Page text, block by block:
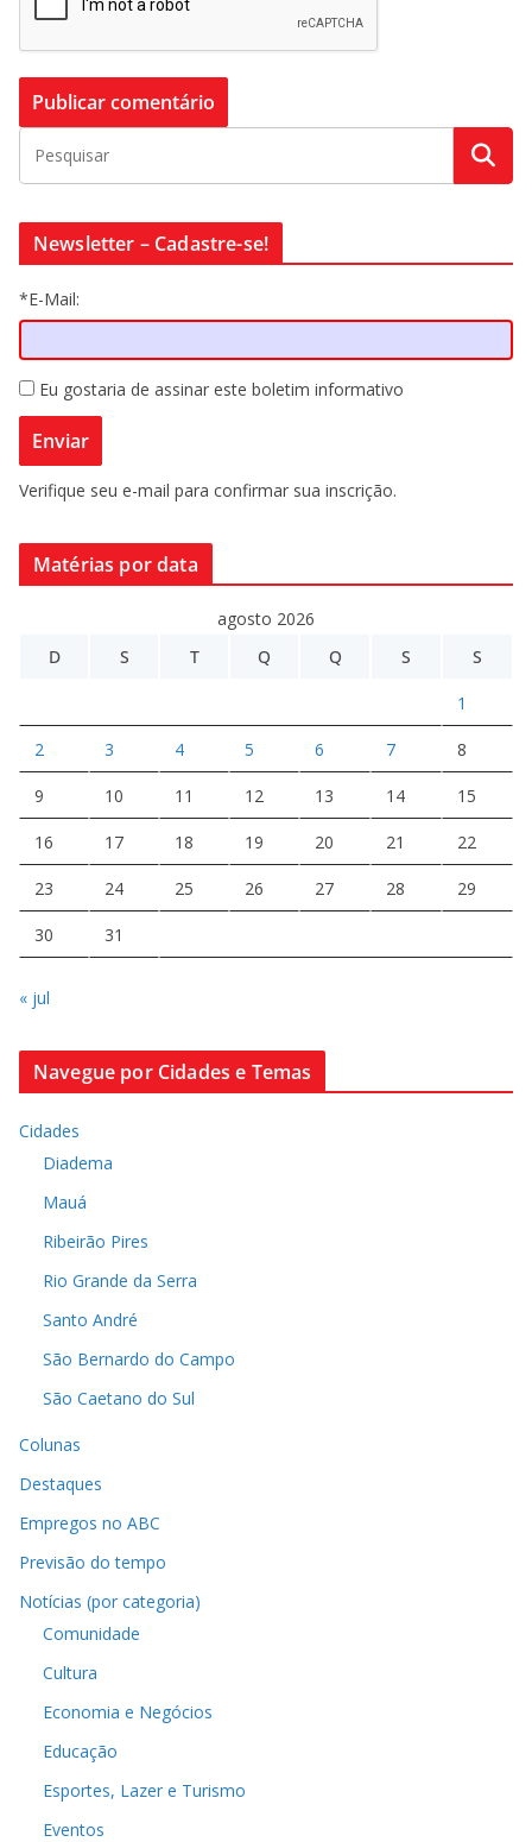
Newsletter – Cadastre-se!
*E-Mail:
Eu gostaria de assinar este boletim informativo
Verifique seu e-mail para confirmar sua inscrição.
Matérias por data
agosto 2026
D
S T Q Q S S
1
2 3 4 5 6 7 8
9 10 11 12 13 14 15
16 17 18 19 20 21 22
23 24 25 26 27 28 29
30 31
« jul
Navegue por Cidades e Temas
Cidades
Diadema
Mauá
Ribeirão Pires
Rio Grande da Serra
Santo André
São Bernardo do Campo
São Caetano do Sul
Colunas
Destaques
Empregos no ABC
Previsão do tempo
Notícias (por categoria)
Comunidade
Cultura
Economia e Negócios
Educação
Esportes, Lazer e Turismo
Eventos